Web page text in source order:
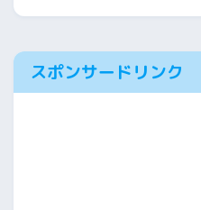
スポンサードリンク